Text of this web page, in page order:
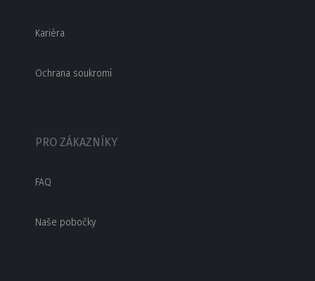
Kariéra
Ochrana soukromí
PRO ZÁKAZNÍKY
FAQ
Naše pobočky